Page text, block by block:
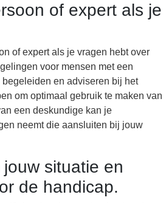
of expert als je
of expert als je vragen hebt over
voor mensen met een
en adviseren bij het
om optimaal gebruik te maken van
een deskundige kan je
neemt die aansluiten bij jouw
situatie en
de handicap.